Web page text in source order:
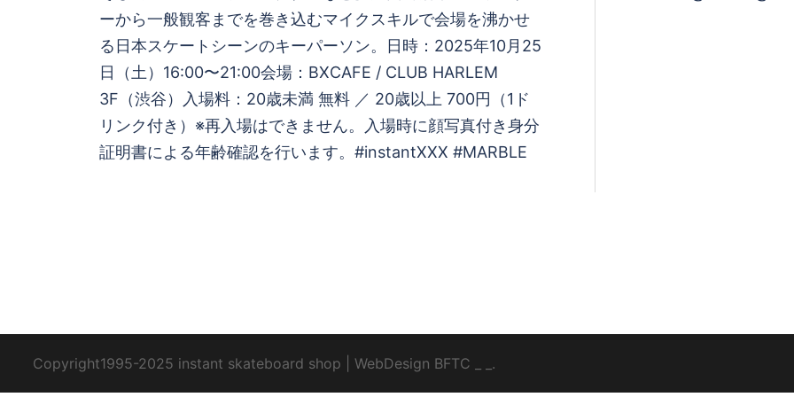
ーから一般観客までを巻き込むマイクスキルで会場を沸かせ
る日本スケートシーンのキーパーソン。日時：2025年10月25
日（土）16:00〜21:00会場：BXCAFE / CLUB HARLEM
3F（渋谷）入場料：20歳未満 無料 ／ 20歳以上 700円（1ド
リンク付き）※再入場はできません。入場時に顔写真付き身分
証明書による年齢確認を行います。#instantXXX #MARBLE
Copyright1995-2025 instant skateboard shop WebDesign BFTC _ _.